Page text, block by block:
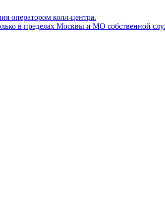
оператором колл-центра.
в пределах Москвы и МО собственной